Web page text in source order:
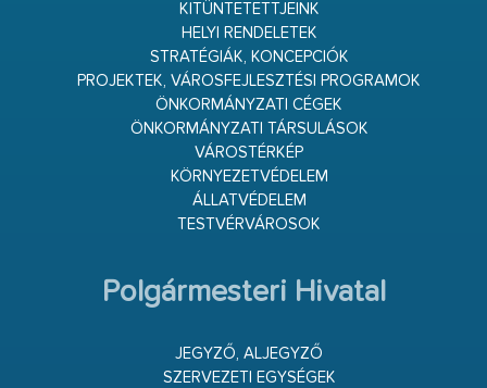
KITÜNTETETTJEINK
HELYI RENDELETEK
STRATÉGIÁK, KONCEPCIÓK
PROJEKTEK, VÁROSFEJLESZTÉSI PROGRAMOK
ÖNKORMÁNYZATI CÉGEK
ÖNKORMÁNYZATI TÁRSULÁSOK
VÁROSTÉRKÉP
KÖRNYEZETVÉDELEM
ÁLLATVÉDELEM
TESTVÉRVÁROSOK
Polgármesteri Hivatal
JEGYZŐ, ALJEGYZŐ
SZERVEZETI EGYSÉGEK